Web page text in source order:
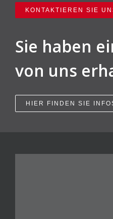
KONTAKTIEREN SIE
Sie haben
von uns
HIER FINDEN SIE